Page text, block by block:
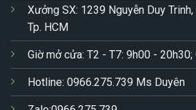
Xưởng SX: 1239 Nguyễn Duy Trinh,
Tp. HCM
Giờ mở cửa: T2 - T7: 9h00 -
Hotline: 0966.275.739 Ms Duyên